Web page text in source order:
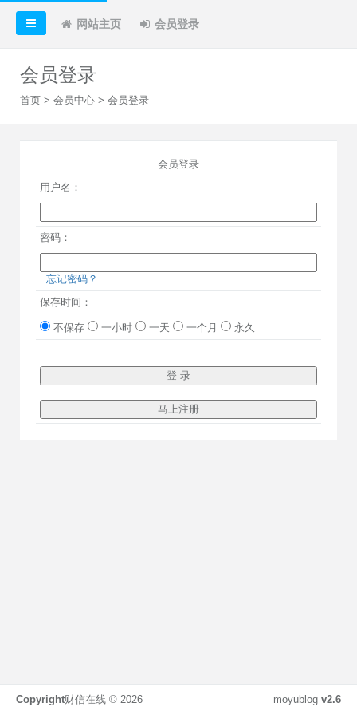
网站主页 会员登录
会员登录
首页 > 会员中心 > 会员登录
会员登录
用户名：
密码：
忘记密码？
保存时间：
不保存 一小时 一天 一个月 永久
moyublog v2.6
Copyright财信在线 © 2026